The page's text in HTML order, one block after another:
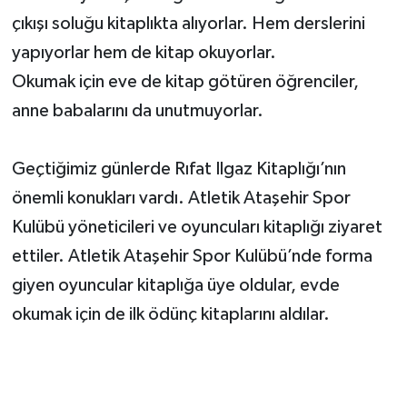
çıkışı soluğu kitaplıkta alıyorlar. Hem derslerini
yapıyorlar hem de kitap okuyorlar.
Okumak için eve de kitap götüren öğrenciler,
anne babalarını da unutmuyorlar.
Geçtiğimiz günlerde Rıfat Ilgaz Kitaplığı’nın
önemli konukları vardı. Atletik Ataşehir Spor
Kulübü yöneticileri ve oyuncuları kitaplığı ziyaret
ettiler. Atletik Ataşehir Spor Kulübü’nde forma
giyen oyuncular kitaplığa üye oldular, evde
okumak için de ilk ödünç kitaplarını aldılar.